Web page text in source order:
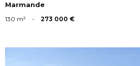
Marmande
130 m² - 273 000 €